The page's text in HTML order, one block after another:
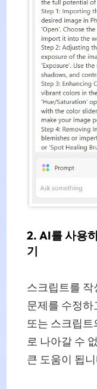
2. AI를 사용
기
스크립트를
문제를 수정
또는 스크립트
로 나아갈 수
큰 도움이 됩